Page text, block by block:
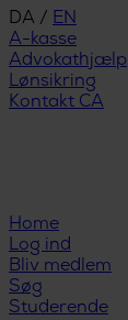
DA / EN
A-kasse
Advokathjælp
Lønsikring
Kontakt CA
Home
Log ind
Bliv medlem
Søg
Studerende